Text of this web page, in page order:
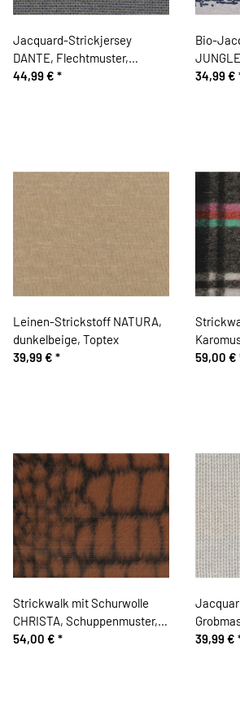
Jacquard-Strickjersey
DANTE, Flechtmuster,
graublau, Hilco
44,99 € *
Bio-
34,99 €
Leinen-Strickstoff NATURA,
dunkelbeige, Toptex
39,99 € *
Hilco
59,00 €
Strickwalk mit Schurwolle
CHRISTA, Schuppenmuster,
braun, Hilco
54,00 € *
von
39,99 €